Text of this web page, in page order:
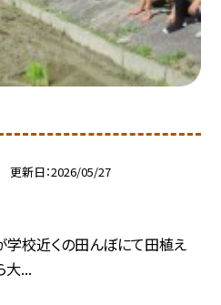
更新日 2026/05/27
学校近くの田んぼにて田植え
大...